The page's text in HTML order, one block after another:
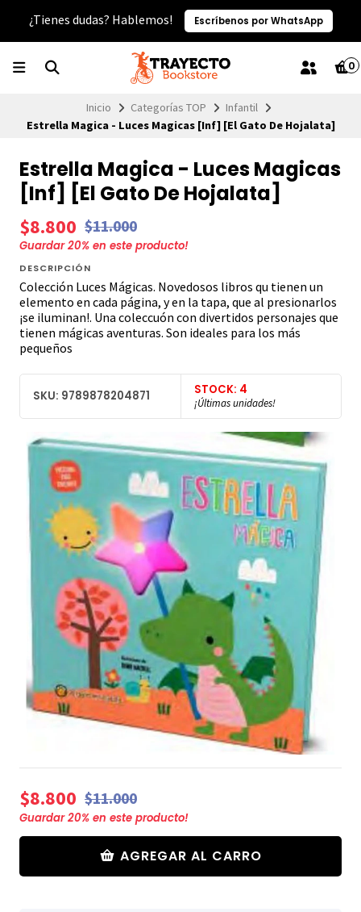
¿Tienes dudas? Hablemos! Escríbenos por WhatsApp
0
Inicio Categorías TOP
Infantil
Estrella Magica - Luces Magicas [Inf] [El Gato De Hojalata]
Estrella Magica - Luces Magicas
[Inf] [El Gato De Hojalata]
$8.800 $11.000
Guardar20% en este producto!
DESCRIPCIÓN
Colección Luces Mágicas. Novedosos libros qu tienen un
elemento en cada página, y en la tapa, que al presionarlos
¡se iluminan!. Una coleccuón con divertidos personajes que
tienen mágicas aventuras. Son ideales para los más
pequeños
SKU: 9789878204871 STOCK: 4
¡Últimas unidades!
$8.800 $11.000
Guardar20% en este producto!
AGREGAR AL CARRO